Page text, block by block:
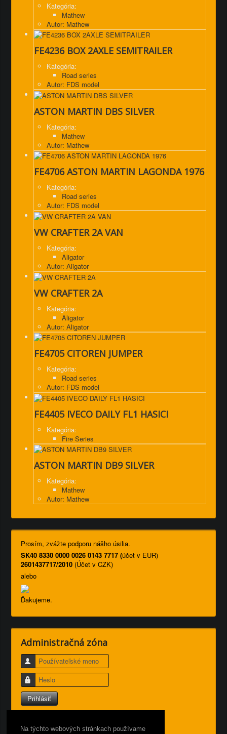
Na týchto webových stránkach používame
Kategória:
Mathew
Autor: Mathew
FE4236 BOX 2AXLE SEMITRAILER
Kategória:
Road series
Autor: FDS model
ASTON MARTIN DBS SILVER
Kategória:
Mathew
Autor: Mathew
FE4706 ASTON MARTIN LAGONDA 1976
Kategória:
Road series
Autor: FDS model
VW CRAFTER 2A VAN
Kategória:
Aligator
Autor: Aligator
VW CRAFTER 2A
Kategória:
Aligator
Autor: Aligator
FE4705 CITOREN JUMPER
Kategória:
Road series
Autor: FDS model
FE4405 IVECO DAILY FL1 HASICI
Kategória:
Fire Series
ASTON MARTIN DB9 SILVER
Kategória:
Mathew
Autor: Mathew
Prosím, zvážte podporu nášho úsilia.
SK40 8330 0000 0026 0143 7717 (účet v EUR)
2601437717/2010 (Účet v CZK)
alebo
Ďakujeme.
Administračná zóna
Používateľské meno
Heslo
Prihlásiť
Zabudli ste heslo?